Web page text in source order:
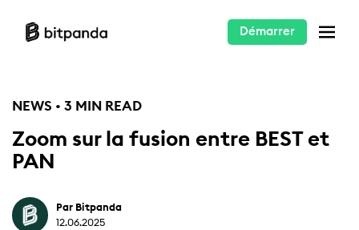
Démarrer
NEWS • 3 MIN READ
Zoom sur la fusion entre BEST et
PAN
Par Bitpanda
12.06.2025